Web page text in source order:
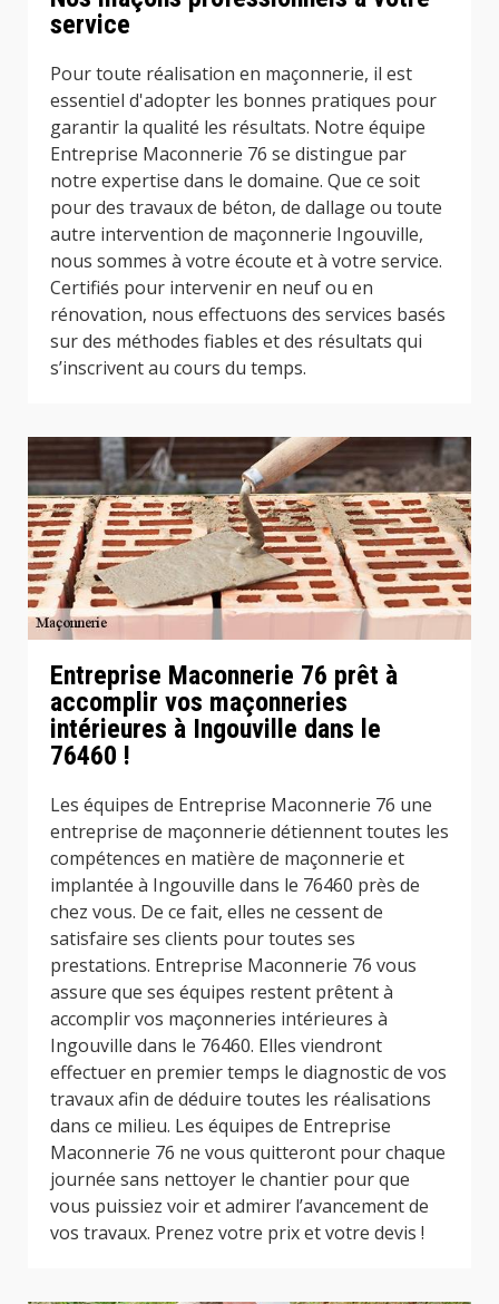
service
Pour toute réalisation en maçonnerie, il est
essentiel d'adopter les bonnes pratiques pour
garantir la qualité les résultats. Notre équipe
Entreprise Maconnerie 76 se distingue par
notre expertise dans le domaine. Que ce soit
pour des travaux de béton, de dallage ou toute
autre intervention de maçonnerie Ingouville,
nous sommes à votre écoute et à votre service.
Certifiés pour intervenir en neuf ou en
rénovation, nous effectuons des services basés
sur des méthodes fiables et des résultats qui
s’inscrivent au cours du temps.
Entreprise Maconnerie 76 prêt à
accomplir vos maçonneries
intérieures à Ingouville dans le
76460 !
Les équipes de Entreprise Maconnerie 76 une
entreprise de maçonnerie détiennent toutes les
compétences en matière de maçonnerie et
implantée à Ingouville dans le 76460 près de
chez vous. De ce fait, elles ne cessent de
satisfaire ses clients pour toutes ses
prestations. Entreprise Maconnerie 76 vous
assure que ses équipes restent prêtent à
accomplir vos maçonneries intérieures à
Ingouville dans le 76460. Elles viendront
effectuer en premier temps le diagnostic de vos
travaux afin de déduire toutes les réalisations
dans ce milieu. Les équipes de Entreprise
Maconnerie 76 ne vous quitteront pour chaque
journée sans nettoyer le chantier pour que
vous puissiez voir et admirer l’avancement de
vos travaux. Prenez votre prix et votre devis !